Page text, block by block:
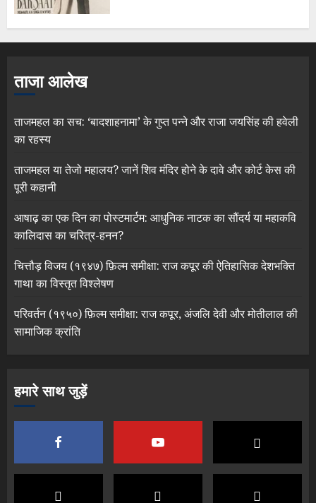
ताजा आलेख
ताजमहल का सच: ‘बादशाहनामा’ के गुप्त पन्ने और राजा जयसिंह की हवेली
का रहस्य
ताजमहल या तेजो महालय? जानें शिव मंदिर होने के दावे और कोर्ट केस की
पूरी कहानी
आषाढ़ का एक दिन का पोस्टमार्टम: आधुनिक नाटक का सौंदर्य या महाकवि
कालिदास का चरित्र-हनन?
चित्तौड़ विजय (१९४७) फ़िल्म समीक्षा: राज कपूर की ऐतिहासिक देशभक्ति
गाथा का विस्तृत विश्लेषण
परिवर्तन (१९५०) फ़िल्म समीक्षा: राज कपूर, अंजलि देवी और मोतीलाल की
सामाजिक क्रांति
हमारे साथ जुड़ें